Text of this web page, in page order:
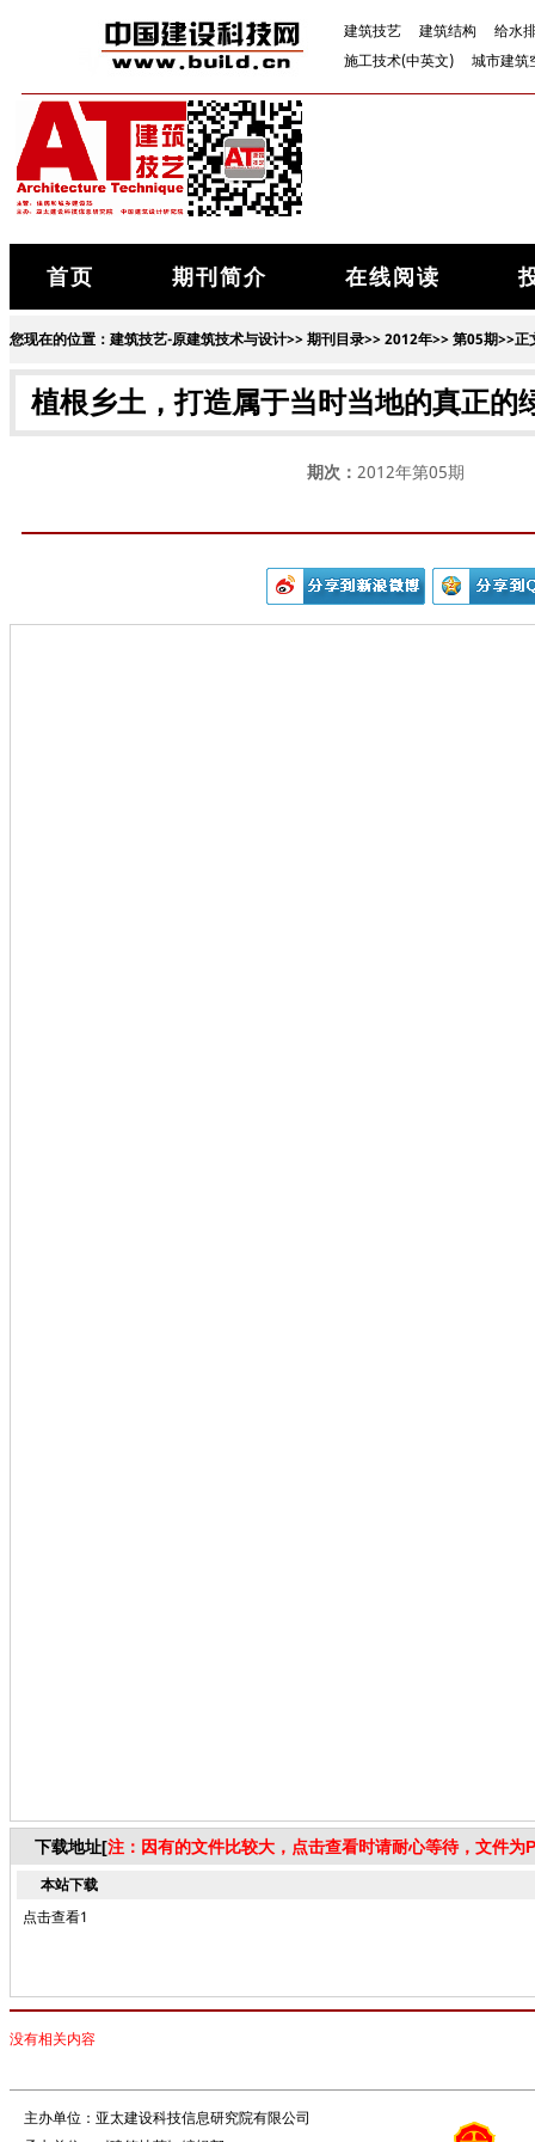
建筑技艺 建筑结构
给水
施工技术(中英文)
城市建筑
首页 期刊简介 在线阅读
您现在的位置： 建筑技艺-原建筑技术与设计>>期刊目录>>2012年>>第05期>>正
植根乡土，打造属于当时当地的真正
期次： 2012年第05期
下载地址[注：因有的文件比较大，点击查看时请耐心等待，文件为
本站下载
点击查看1
没有相关内容
主办单位：亚太建设科技信息研究院有限公司